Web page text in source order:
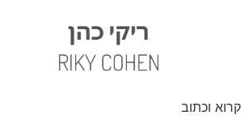
קרוא וכתוב